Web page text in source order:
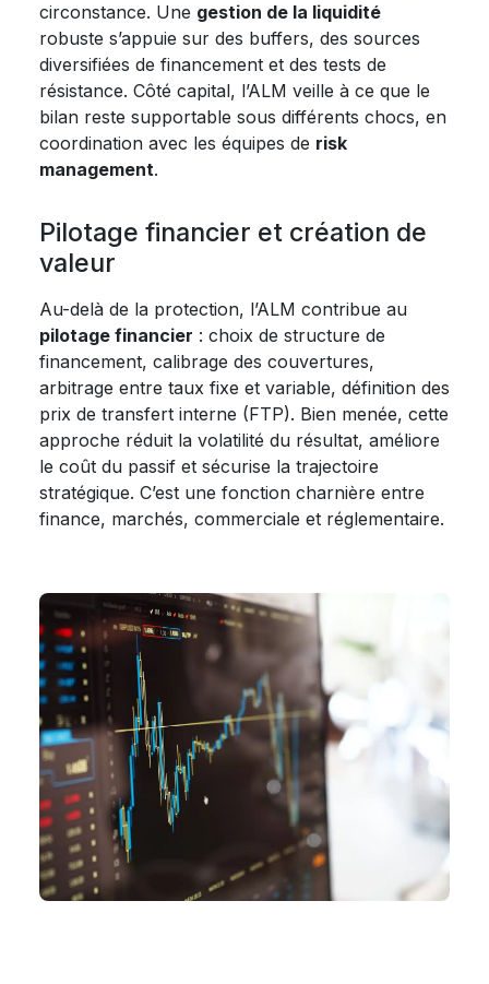
circonstance. Une gestion de la liquidité
robuste s’appuie sur des buffers, des sources
diversifiées de financement et des tests de
résistance. Côté capital, l’ALM veille à ce que le
bilan reste supportable sous différents chocs, en
coordination avec les équipes de risk
management.
Pilotage financier et création de
valeur
Au-delà de la protection, l’ALM contribue au
pilotage financier : choix de structure de
financement, calibrage des couvertures,
arbitrage entre taux fixe et variable, définition des
prix de transfert interne (FTP). Bien menée, cette
approche réduit la volatilité du résultat, améliore
le coût du passif et sécurise la trajectoire
stratégique. C’est une fonction charnière entre
finance, marchés, commerciale et réglementaire.